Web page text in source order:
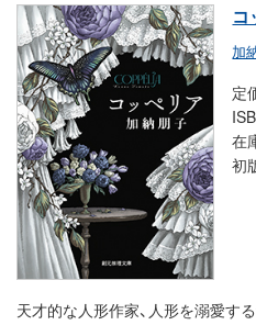
コ
加
定
在
初
天才的な人形作家、人形を溺愛す